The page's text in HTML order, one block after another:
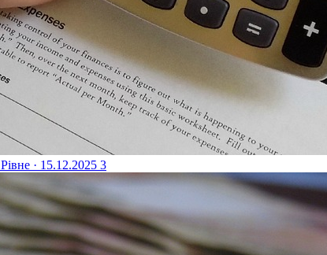
Рівне · 15.12.2025 3